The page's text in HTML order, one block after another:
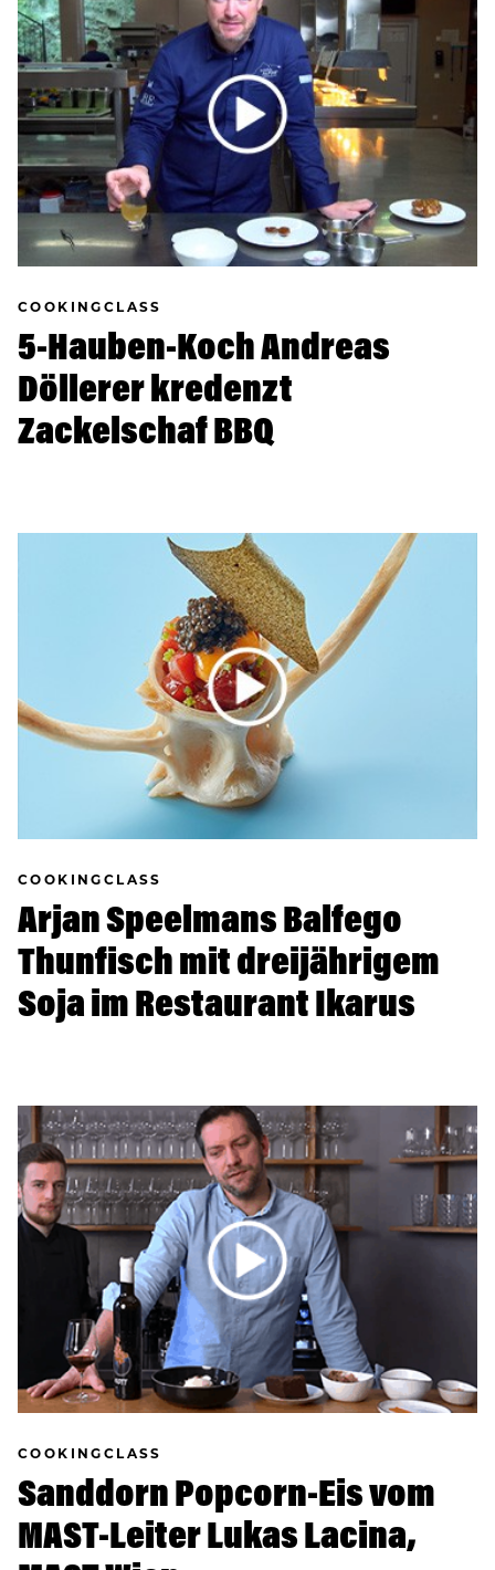
COOKINGCLASS
5-Hauben-Koch Andreas
Döllerer kredenzt
Zackelschaf BBQ
COOKINGCLASS
Arjan Speelmans Balfego
Thunfisch mit dreijährigem
Soja im Restaurant Ikarus
COOKINGCLASS
Sanddorn Popcorn-Eis vom
MAST-Leiter Lukas Lacina,